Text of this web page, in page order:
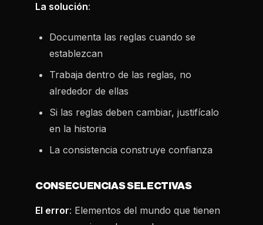
La solución:
Documenta las reglas cuando se
establezcan
Trabaja dentro de las reglas, no
alrededor de ellas
Si las reglas deben cambiar, justifícalo
en la historia
La consistencia construye confianza
CONSECUENCIAS SELECTIVAS
El error: Elementos del mundo que tienen